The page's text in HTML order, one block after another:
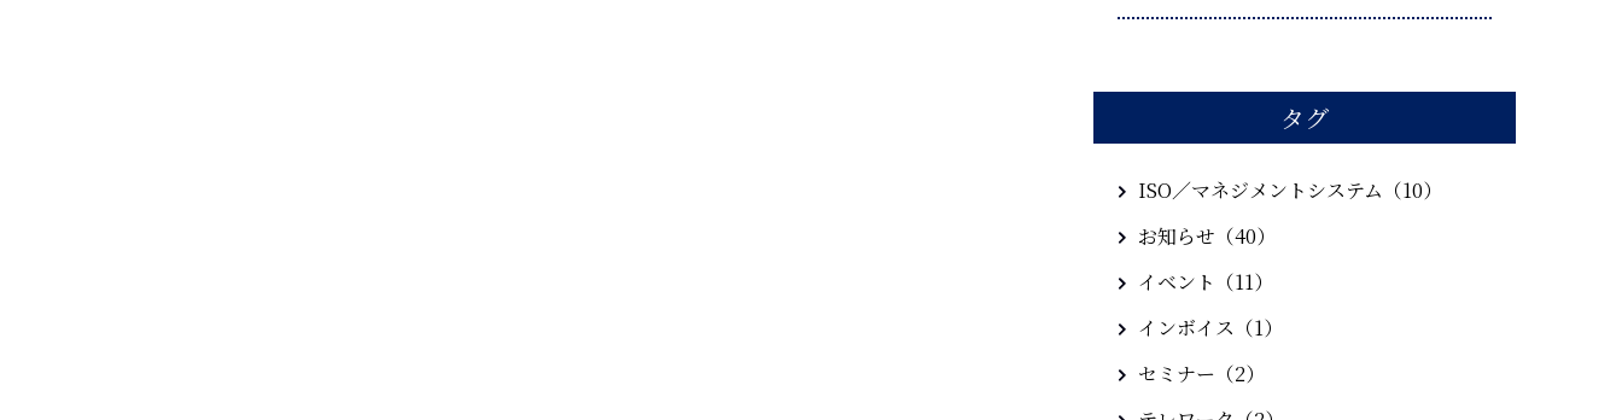
タグ
ISO／マネジメントシステム（10）
お知らせ（40）
イベント（11）
インボイス（1）
セミナー（2）